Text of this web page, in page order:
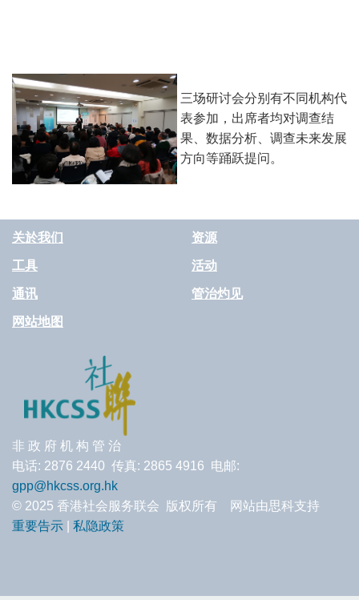
三场研讨会分别有不同机构代
表参加，出席者均对调查结
果、数据分析、调查未来发展
方向等踊跃提问。
关於我们 资源
工具 活动
通讯 管治灼见
网站地图
非 政 府 机 构 管 治
电话: 2876 2440 传真: 2865 4916 电邮:
gpp@hkcss.org.hk
© 2025 香港社会服务联会 版权所有 网站由思科支持
重要告示
私隐政策